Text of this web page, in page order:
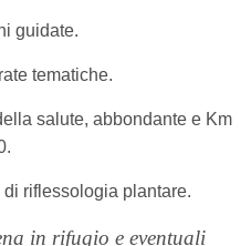
guidate.
tematiche.
salute, abbondante e Km
riflessologia plantare.
in rifugio e eventuali